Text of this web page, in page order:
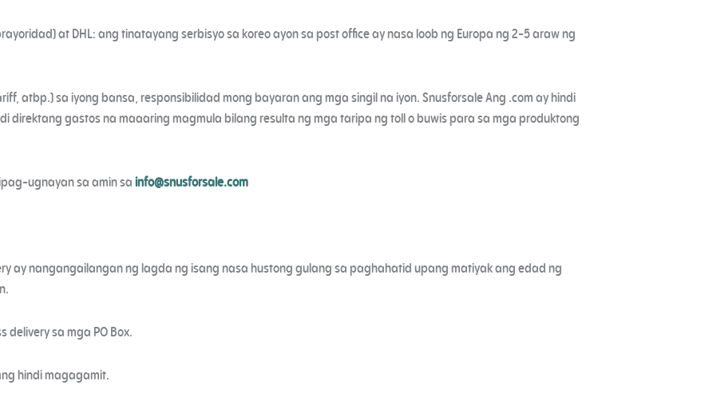
at DHL: ang tinatayang serbisyo sa koreo ayon sa post office ay nasa loob ng Europa ng 2-5 araw ng
atbp.) sa iyong bansa, responsibilidad mong bayaran ang mga singil na iyon. Snusforsale Ang .com ay hindi
gastos na maaaring magmula bilang resulta ng mga taripa ng toll o buwis para sa mga produktong
ugnayan sa amin sainfo@snusforsale.com
ay nangangailangan ng lagda ng isang nasa hustong gulang sa paghahatid upang matiyak ang edad ng
delivery sa mga PO Box.
hindi magagamit.